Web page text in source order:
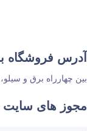
آدرس فروشگاه
بین چهارراه برق و سیلو،
مجوز های سایت